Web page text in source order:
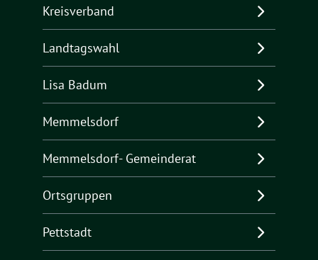
Kreisverband
Landtagswahl
Lisa Badum
Memmelsdorf
Memmelsdorf- Gemeinderat
Ortsgruppen
Pettstadt